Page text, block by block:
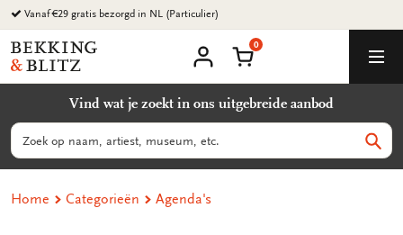
Ga
naar
content
Bekking
&
B.V.
account
Winkelmand
0
Vind wat je zoekt in ons uitgebreide aanbod
Zoeken
Home Categorieën Agenda's